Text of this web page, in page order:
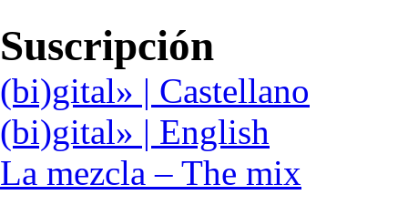
Suscripción
(bi)gital» | Castellano
(bi)gital» | English
La mezcla – The mix